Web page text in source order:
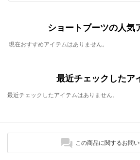
ショートブーツの人気
現在おすすめアイテムはありません。
最近チェックしたア
最近チェックしたアイテムはありません。
この商品に関するお問